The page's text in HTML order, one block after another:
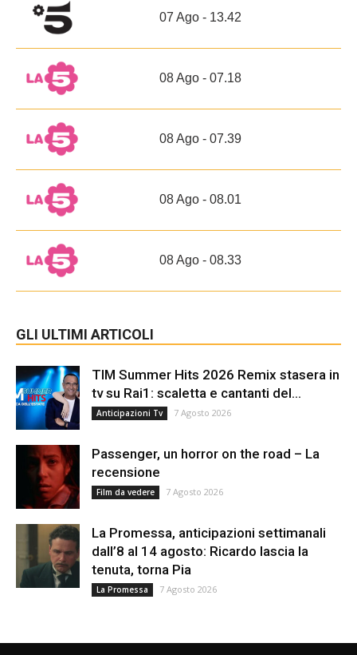
07 Ago - 13.42
08 Ago - 07.18
08 Ago - 07.39
08 Ago - 08.01
08 Ago - 08.33
GLI ULTIMI ARTICOLI
TIM Summer Hits 2026 Remix stasera in
tv su Rai1: scaletta e cantanti del...
Anticipazioni Tv 7 Agosto 2026
Passenger, un horror on the road – La
recensione
Film da vedere 7 Agosto 2026
La Promessa, anticipazioni settimanali
dall’8 al 14 agosto: Ricardo lascia la
tenuta, torna Pia
La Promessa 7 Agosto 2026